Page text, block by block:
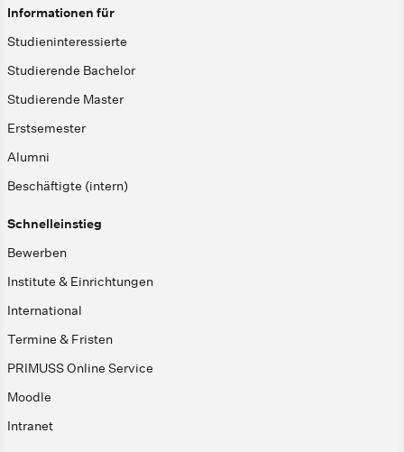
Informationen für
Studieninteressierte
Studierende Bachelor
Studierende Master
Erstsemester
Alumni
Beschäftigte (intern)
Schnelleinstieg
Bewerben
Institute & Einrichtungen
International
Termine & Fristen
PRIMUSS Online Service
Moodle
Intranet